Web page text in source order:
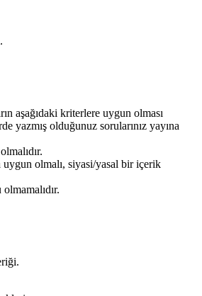
aşağıdaki kriterlere uygun olması
yazmış olduğunuz sorularınız yayına
uygun olmalı, siyasi/yasal bir içerik